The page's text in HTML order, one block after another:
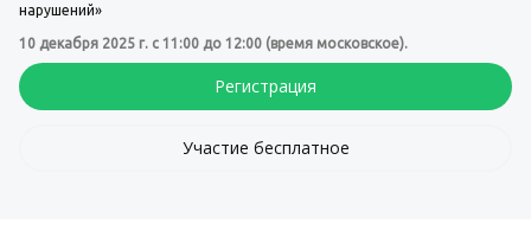
нарушений»
10 декабря 2025 г. с 11:00 до 12:00 (время московское).
Регистрация
Участие бесплатное